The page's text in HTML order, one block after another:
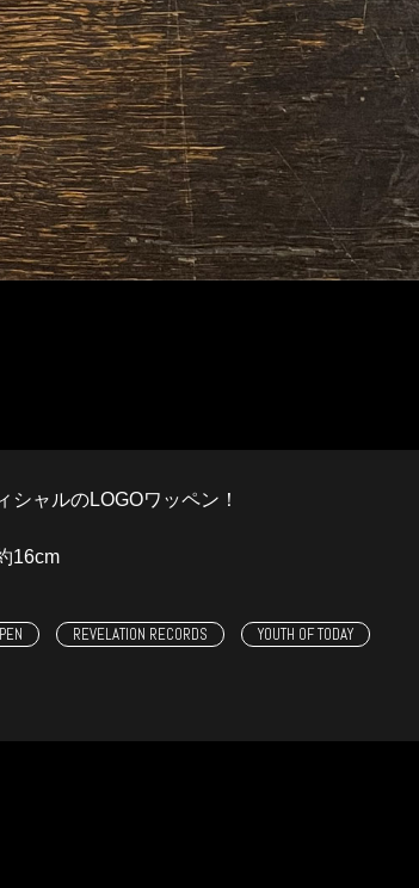
シャルのLOGOワッペン！
16cm
REVELATION RECORDS YOUTH OF TODAY